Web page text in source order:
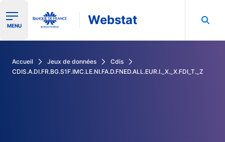
Ouvrir le menu de navigation
MENU Webstat
Accueil Jeux de données
Cdis
CDIS.A.DI.FR.BG.S1F.IMC.LE.NI.FA.D.FNED.ALL.EUR.I._X._X.FDI_T._Z